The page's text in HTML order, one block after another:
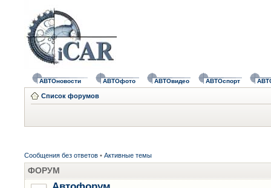
АВТОновости АВТОфото АВТОвидео АВТОспорт
Список форумов
Сообщения без ответов • Активные темы
ФОРУМ